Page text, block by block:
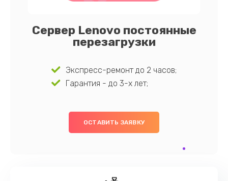
Сервер Lenovo постоянные
перезагрузки
Экспресс-ремонт до 2 часов;
Гарантия - до 3-х лет;
ОСТАВИТЬ ЗАЯВКУ